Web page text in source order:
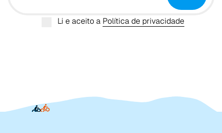
Li e aceito a Política de privacidade